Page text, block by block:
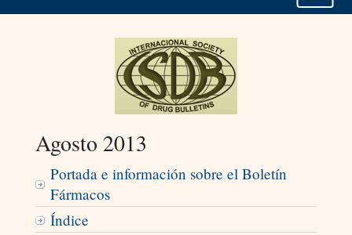
Agosto 2013
Portada e información sobre el Boletín
Fármacos
Índice